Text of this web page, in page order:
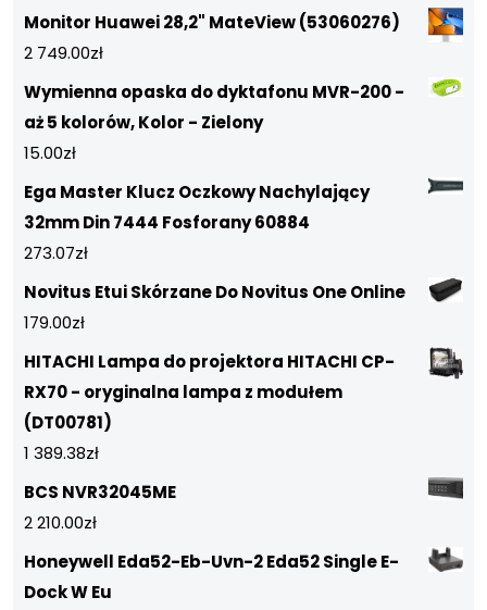
Monitor Huawei 28,2" MateView (53060276)
2 749.00zł
Wymienna opaska do dyktafonu MVR-200 -
aż 5 kolorów, Kolor - Zielony
15.00zł
Ega Master Klucz Oczkowy Nachylający
32mm Din 7444 Fosforany 60884
273.07zł
Novitus Etui Skórzane Do Novitus One Online
179.00zł
HITACHI Lampa do projektora HITACHI CP-
RX70 - oryginalna lampa z modułem
(DT00781)
1 389.38zł
BCS NVR32045ME
2 210.00zł
Honeywell Eda52-Eb-Uvn-2 Eda52 Single E-
Dock W Eu